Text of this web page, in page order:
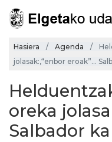
Hasiera Agenda
jolasak:,“enbor eroak”...
oreka
Salbador